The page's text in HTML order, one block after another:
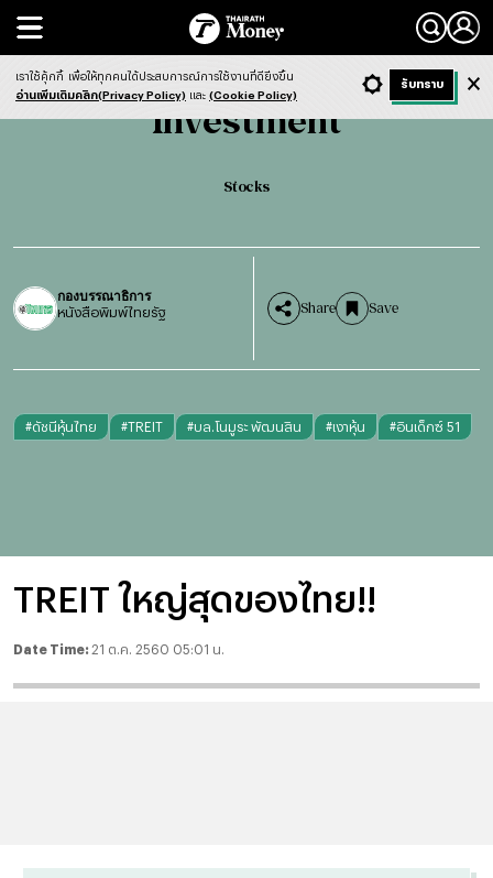
Search
Investment Stocks
Investment
Stocks
กองบรรณาธิการ
หนังสือพิมพ์ไทยรัฐ Share Save
#ดัชนีหุ้นไทย #TREIT #บล.โนมูระ พัฒนสิน #เงาหุ้น #อินเด็กซ์ 51
TREIT ใหญ่สุดของไทย!!
Date Time: 21 ต.ค. 2560 05:01 น.
- ก + ก Dark ฟังข่าว
เราใช้คุ้กกี้ เพื่อให้ทุกคนได้ประสบการณ์การใช้งานที่ดียิ่งขึ้น
อ่านเพิ่มเติมคลิก(Privacy Policy) และ (Cookie Policy)
รับทราบ